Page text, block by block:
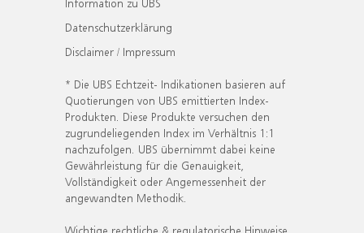
Datenschutzerklärung
Disclaimer / Impressum
* Die UBS Echtzeit- Indikationen basieren auf
Quotierungen von UBS emittierten Index-
Produkten. Diese Produkte versuchen den
zugrundeliegenden Index im Verhältnis 1:1
nachzufolgen. UBS übernimmt dabei keine
Gewährleistung für die Genauigkeit,
Vollständigkeit oder Angemessenheit der
angewandten Methodik.